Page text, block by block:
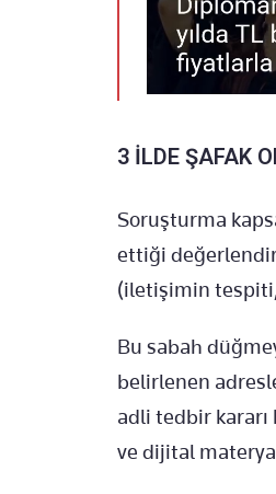
3 İLDE ŞAFAK
Soruşturma
ettiği
(iletişimin tespiti,
Bu sabah
belirlenen
adli tedbir kararı
ve dijital